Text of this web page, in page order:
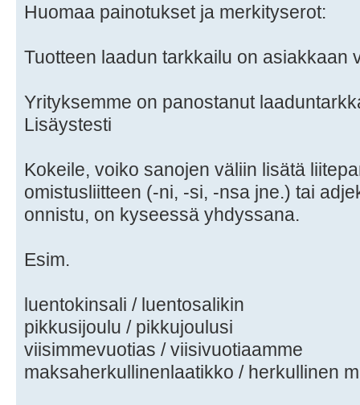
Huomaa painotukset ja merkityserot:
Tuotteen laadun tarkkailu on asiakkaan
Yrityksemme on panostanut
Lisäystesti
Kokeile, voiko sanojen väliin lisätä
omistusliitteen (-ni, -si, -nsa jne.) tai
onnistu, on kyseessä yhdyssana.
Esim.
luentokinsali / luentosalikin
pikkusijoulu / pikkujoulusi
viisimmevuotias / viisivuotiaamme
maksaherkullinenlaatikko / herkullinen